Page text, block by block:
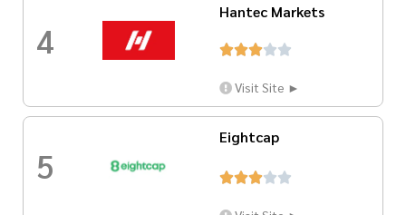
4
Hantec Markets

Visit Site ►
5
Eightcap
